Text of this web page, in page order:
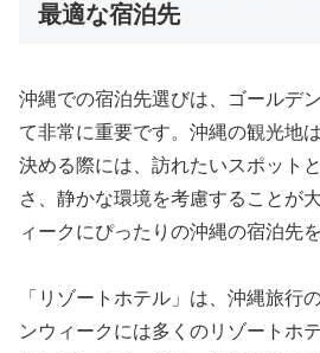
最適な宿泊先
沖縄での宿泊先選びは、ゴールデ
て非常に重要です。沖縄の観光地
決める際には、訪れたいスポット
さ、静かな環境を考慮することが
ィークにぴったりの沖縄の宿泊先
「リゾートホテル」は、沖縄旅行
ンウィークには多くのリゾートホ